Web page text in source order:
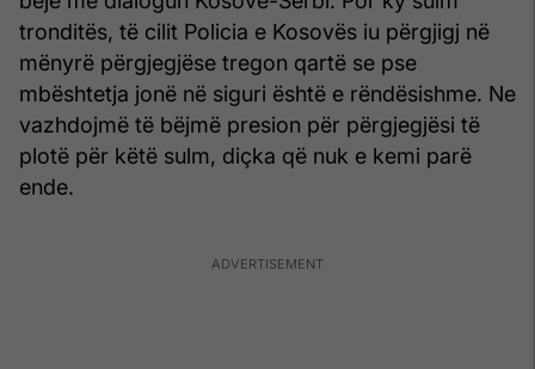
tronditës, të cilit Policia e Kosovës iu përgjigj në
mënyrë përgjegjëse tregon qartë se pse
mbështetja jonë në siguri është e rëndësishme. Ne
vazhdojmë të bëjmë presion për përgjegjësi të
plotë për këtë sulm, diçka që nuk e kemi parë
ende.